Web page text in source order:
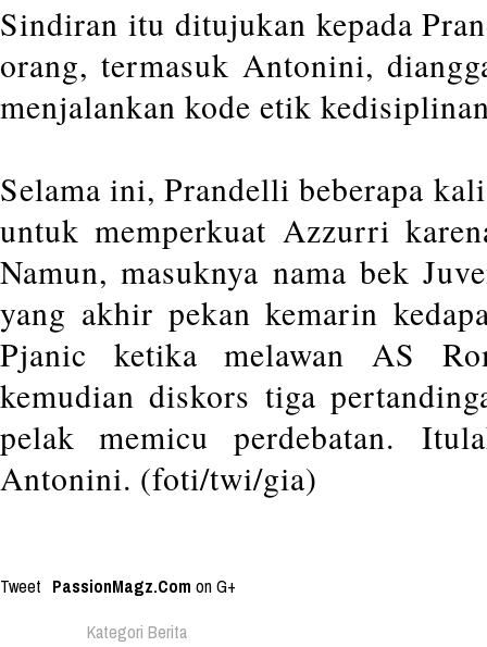
Sindiran itu ditujukan kepada
orang, termasuk Antonini,
menjalankan kode etik
Selama ini, Prandelli beberapa
untuk memperkuat Azzurri
Namun, masuknya nama bek
yang akhir pekan kemarin
Pjanic ketika melawan AS
kemudian diskors tiga
pelak memicu perdebatan.
Antonini. (foti/twi/gia)
Tweet PassionMagz.Com on G+
Kategori Berita